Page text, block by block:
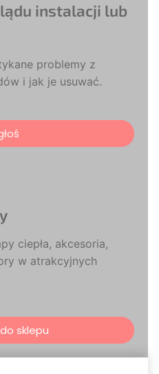
instalacji lub
problemy z
i jak je usuwać.
ciepła, akcesoria,
w atrakcyjnych
sklepu